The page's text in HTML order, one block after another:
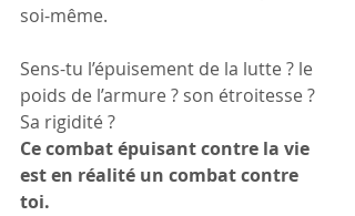
soi-même.
Sens-tu l’épuisement de la lutte ? le
poids de l’armure ? son étroitesse ?
Sa rigidité ?
Ce combat épuisant contre la vie
est en réalité un combat contre
toi.